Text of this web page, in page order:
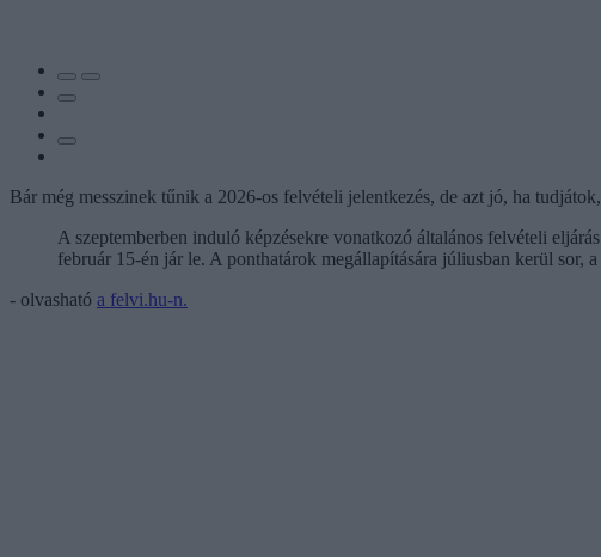
Bár még messzinek tűnik a 2026-os felvételi jelentkezés, de azt jó, ha
A szeptemberben induló képzésekre vonatkozó általános felvételi
február 15-én jár le. A ponthatárok megállapítására júliusban kerül sor,
- olvasható a felvi.hu-n.